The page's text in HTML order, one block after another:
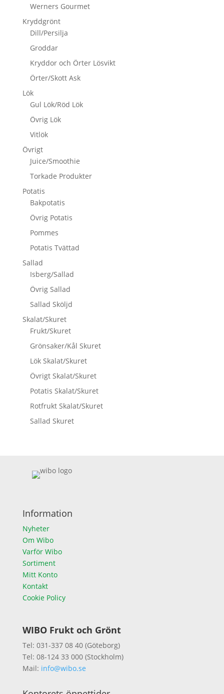
Werners Gourmet
Kryddgrönt
Dill/Persilja
Groddar
Kryddor och Örter Lösvikt
Örter/Skott Ask
Lök
Gul Lök/Röd Lök
Övrig Lök
Vitlök
Övrigt
Juice/Smoothie
Torkade Produkter
Potatis
Bakpotatis
Övrig Potatis
Pommes
Potatis Tvättad
Sallad
Isberg/Sallad
Övrig Sallad
Sallad Sköljd
Skalat/Skuret
Frukt/Skuret
Grönsaker/Kål Skuret
Lök Skalat/Skuret
Övrigt Skalat/Skuret
Potatis Skalat/Skuret
Rotfrukt Skalat/Skuret
Sallad Skuret
Information
Nyheter
Om Wibo
Varför Wibo
Sortiment
Mitt Konto
Kontakt
Cookie Policy
WIBO Frukt och Grönt
Tel: 031-337 08 40 (Göteborg)
Tel: 08-124 33 000 (Stockholm)
Mail: info@wibo.se